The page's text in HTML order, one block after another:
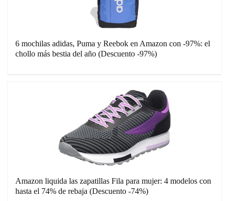
6 mochilas adidas, Puma y Reebok en Amazon con -97%: el
chollo más bestia del año (Descuento -97%)
Amazon liquida las zapatillas Fila para mujer: 4 modelos con
hasta el 74% de rebaja (Descuento -74%)